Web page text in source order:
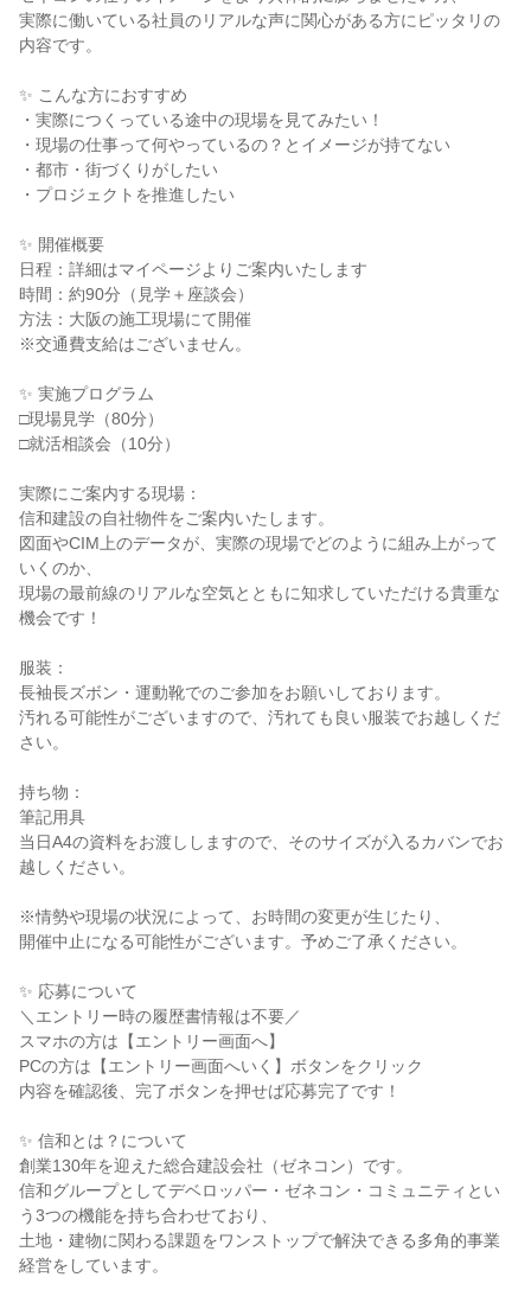
実際に働いている社員のリアルな声に関心がある方にピッタリの
内容です。
✨ こんな方におすすめ
・実際につくっている途中の現場を見てみたい！
・現場の仕事って何やっているの？とイメージが持てない
・都市・街づくりがしたい
・プロジェクトを推進したい
✨ 開催概要
日程：詳細はマイページよりご案内いたします
時間：約90分（見学＋座談会）
方法：大阪の施工現場にて開催
※交通費支給はございません。
✨ 実施プログラム
□現場見学（80分）
□就活相談会（10分）
実際にご案内する現場：
信和建設の自社物件をご案内いたします。
図面やCIM上のデータが、実際の現場でどのように組み上がって
いくのか、
現場の最前線のリアルな空気とともに知求していただける貴重な
機会です！
服装：
長袖長ズボン・運動靴でのご参加をお願いしております。
汚れる可能性がございますので、汚れても良い服装でお越しくだ
さい。
持ち物：
筆記用具
当日A4の資料をお渡ししますので、そのサイズが入るカバンでお
越しください。
※情勢や現場の状況によって、お時間の変更が生じたり、
開催中止になる可能性がございます。予めご了承ください。
✨ 応募について
＼エントリー時の履歴書情報は不要／
スマホの方は【エントリー画面へ】
PCの方は【エントリー画面へいく】ボタンをクリック
内容を確認後、完了ボタンを押せば応募完了です！
✨ 信和とは？について
創業130年を迎えた総合建設会社（ゼネコン）です。
信和グループとしてデベロッパー・ゼネコン・コミュニティとい
う3つの機能を持ち合わせており、
土地・建物に関わる課題をワンストップで解決できる多角的事業
経営をしています。